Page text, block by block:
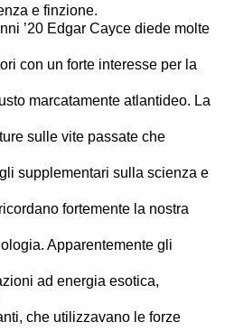
e finzione.
’20 Edgar Cayce diede molte
con un forte interesse per la
marcatamente atlantideo. La
sulle vite passate che
supplementari sulla scienza e
fortemente la nostra
Apparentemente gli
ad energia esotica,
che utilizzavano le forze